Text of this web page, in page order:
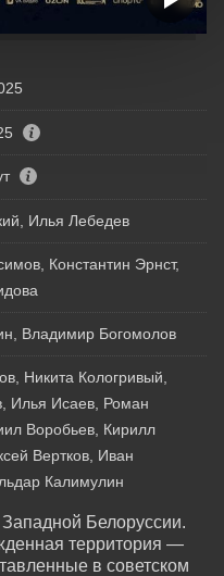
Илья Лебедев
Константин Эрнст,
Владимир Богомолов
Никита Кологривый,
Илья Исаев, Роман
Воробьев, Кирилл
Вертков, Иван
Калимулин
Белоруссии.
территория —
в советском